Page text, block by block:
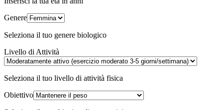
Genere
Seleziona il tuo genere biologico
Livello di Attività
Seleziona il tuo livello di attività fisica
Obiettivo